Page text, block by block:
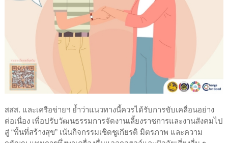
สสส. และเครือข่ายฯ ย้ำว่าแนวทางนี้ควรได้รับการขับเคลื่อนอย่าง
ต่อเนื่อง เพื่อปรับวัฒนธรรมการจัดงานเลี้ยงราชการและงานสังคมไป
สู่ “พื้นที่สร้างสุข” เน้นกิจกรรมเชิดชูเกียรติ มิตรภาพ และความ